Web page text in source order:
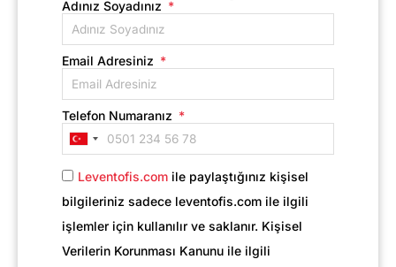
Adınız Soyadınız
Email Adresiniz
Telefon Numaranız
Turkey
+90
Leventofis.com ile paylaştığınız kişisel
bilgileriniz sadece leventofis.com ile ilgili
işlemler için kullanılır ve saklanır. Kişisel
Verilerin Korunması Kanunu ile ilgili